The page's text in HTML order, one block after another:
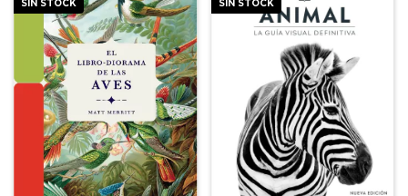
SIN STOCK SIN STOCK